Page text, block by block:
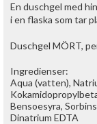
En duschgel med
i en flaska som tar
Duschgel MÖRT,
Ingredienser:
Aqua (vatten),
Bensoesyra,
Dinatrium EDTA